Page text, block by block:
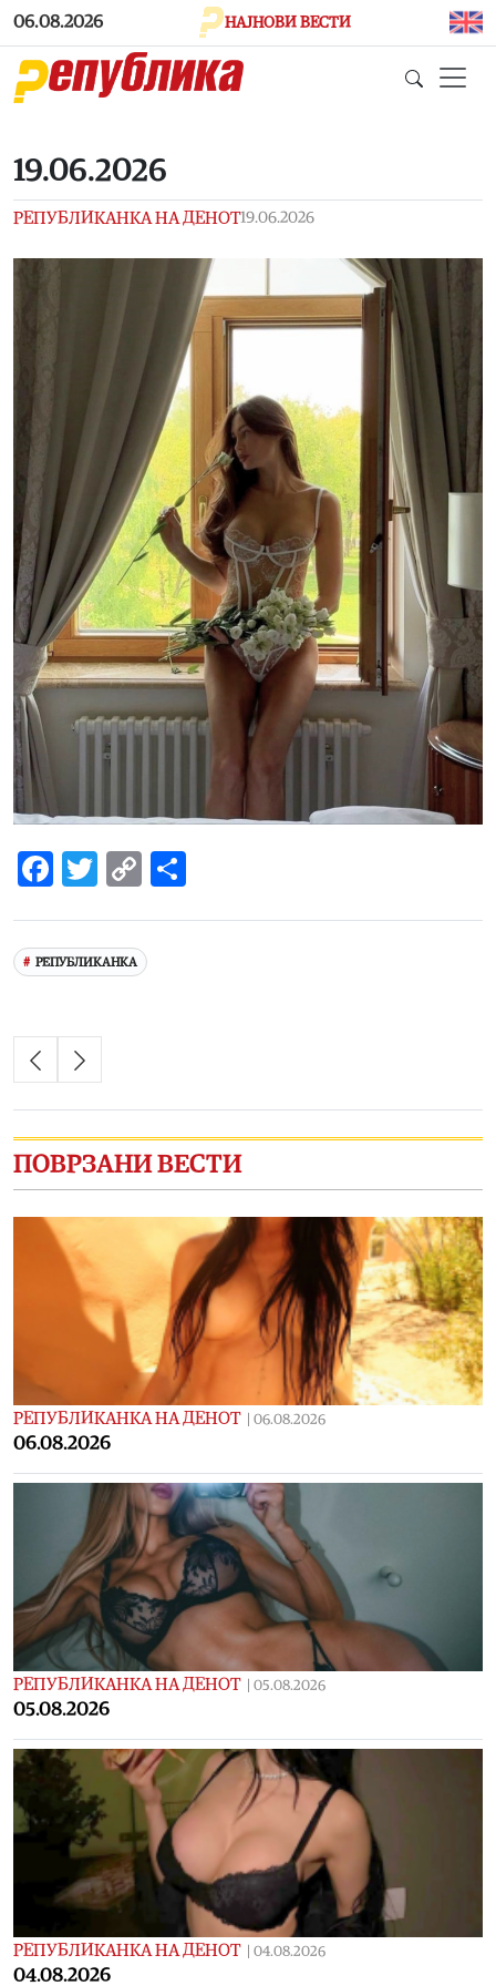
Skip to main content
06.08.2026 НАЈНОВИ ВЕСТИ
19.06.2026
РЕПУБЛИКАНКА НА ДЕНОТ19.06.2026
Facebook
Twitter
Copy
РЕПУБЛИКАНКА
ПОВРЗАНИ ВЕСТИ
РЕПУБЛИКАНКА НА ДЕНОТ 06.08.2026
06.08.2026
РЕПУБЛИКАНКА НА ДЕНОТ 05.08.2026
05.08.2026
РЕПУБЛИКАНКА НА ДЕНОТ 04.08.2026
04.08.2026